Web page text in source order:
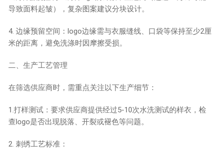
导致面料起皱），复杂图案建议分块设计。
4. 边缘预留空间：logo边缘需与衣服缝线、口袋等保持至少2厘
米的距离，避免洗涤时因摩擦受损。
二、生产工艺管理
在筛选供应商时，需重点关注以下生产细节：
1.打样测试：要求供应商提供经过5-10次水洗测试的样衣，检
查logo是否出现脱落、开裂或褪色等问题。
2. 刺绣工艺标准：